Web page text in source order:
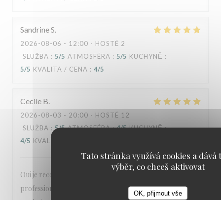
Tato stránka využívá cookies a dává
výběr, co chceš aktivovat
OK, přijmout vše
SandrineS
2026-08-06 - 12:00 - HOSTÉ 2
SLUŽBA : 5/5 ATMOSFÉRA : 5/5 KUCHYNĚ :
5/5 KVALITA / CENA : 4/5
Cecile B
2026-08-03 - 20:00 - HOSTÉ 12
SLUŽBA : 5/5 ATMOSFÉRA: 4/5 KUCHYNĚ:
4/5 KVALITA / CENA
Oui je recommande votre établissement,
professionnalisme, cadre agréable, la carte est agréable